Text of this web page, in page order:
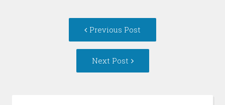
Previous Post
post:
Next Post
Post: